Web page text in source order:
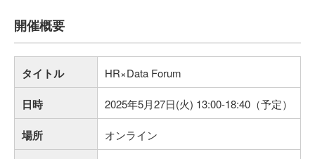
開催概要
タイトル HR×Data Forum
日時 2025年5月27日(火) 13:00-18:40（予定）
場所 オンライン